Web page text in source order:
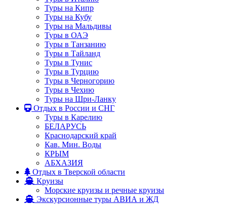
Туры на Кипр
Туры на Кубу
Туры на Мальдивы
Туры в ОАЭ
Туры в Танзанию
Туры в Тайланд
Туры в Тунис
Туры в Турцию
Туры в Черногорию
Туры в Чехию
Туры на Шри-Ланку
Отдых в России и СНГ
Туры в Карелию
БЕЛАРУСЬ
Краснодарский край
Кав. Мин. Воды
КРЫМ
АБХАЗИЯ
Отдых в Тверской области
Круизы
Морские круизы и речные круизы
Экскурсионные туры АВИА и ЖД